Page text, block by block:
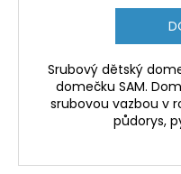
Srubový dětský
domečku SAM.
srubovou vazbou v
půdorys,